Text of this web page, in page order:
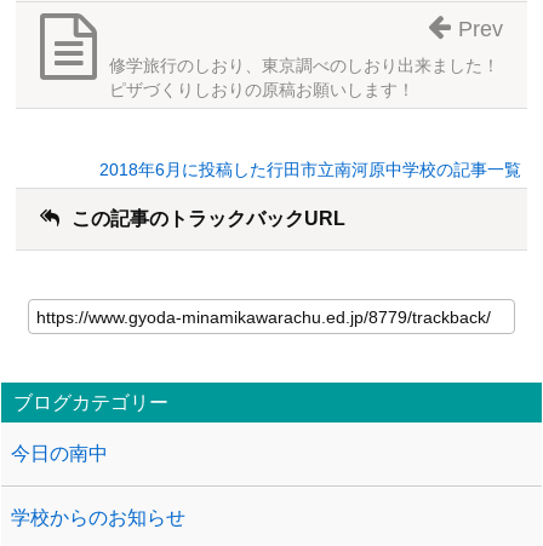
修学旅行のしおり、東京調べのしおり出来ました！
ピザづくりしおりの原稿お願いします！
Prev
2018年6月に投稿した行田市立南河原中学校の記事一覧
この記事のトラックバックURL
ブログカテゴリー
今日の南中
学校からのお知らせ